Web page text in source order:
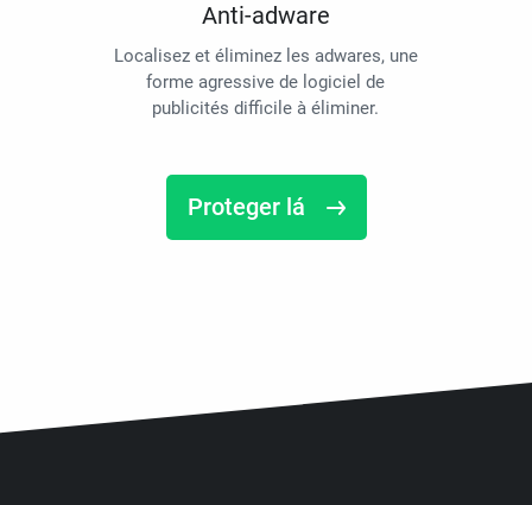
Anti-adware
Localisez et éliminez les adwares, une
forme agressive de logiciel de
publicités difficile à éliminer.
Proteger lá